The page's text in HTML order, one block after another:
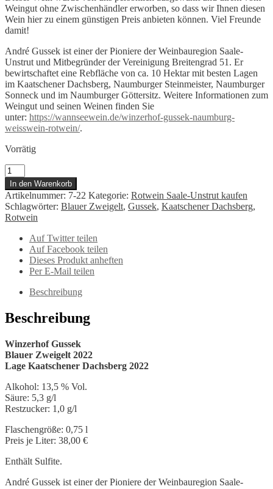
Weingut ohne Zwischenhändler erworben, so dass wir Ihnen diesen
Wein hier zu einem günstigen Preis anbieten können. Viel Freunde
damit!
André Gussek ist einer der Pioniere der Weinbauregion Saale-
Unstrut und Mitbegründer der Vereinigung Breitengrad 51. Er
bewirtschaftet eine Rebfläche von ca. 10 Hektar mit besten Lagen
im Kaatschener Dachsberg, Naumburger Steinmeister, Naumburger
Sonneck und im Naumburger Göttersitz. Weitere Informationen zum
Weingut und seinen Weinen finden Sie
unter: https://wannseewein.de/winzerhof-gussek-naumburg-
weisswein-rotwein/.
Vorrätig
Gussek
Blauer
Zweigelt
Kaatschener
Dachsberg
2022
Menge
In den Warenkorb
Artikelnummer: 7-22 Kategorie: Rotwein Saale-Unstrut kaufen
Schlagwörter: Blauer Zweigelt, Gussek, Kaatschener Dachsberg,
Rotwein
Auf Twitter teilen
Auf Facebook teilen
Dieses Produkt anheften
Per E-Mail teilen
Beschreibung
Beschreibung
Winzerhof Gussek
Blauer Zweigelt 2022
Lage Kaatschener Dachsberg 2022
Alkohol: 13,5 % Vol.
Säure: 5,3 g/l
Restzucker: 1,0 g/l
Flaschengröße: 0,75 l
Preis je Liter: 38,00 €
Enthält Sulfite.
André Gussek ist einer der Pioniere der Weinbauregion Saale-